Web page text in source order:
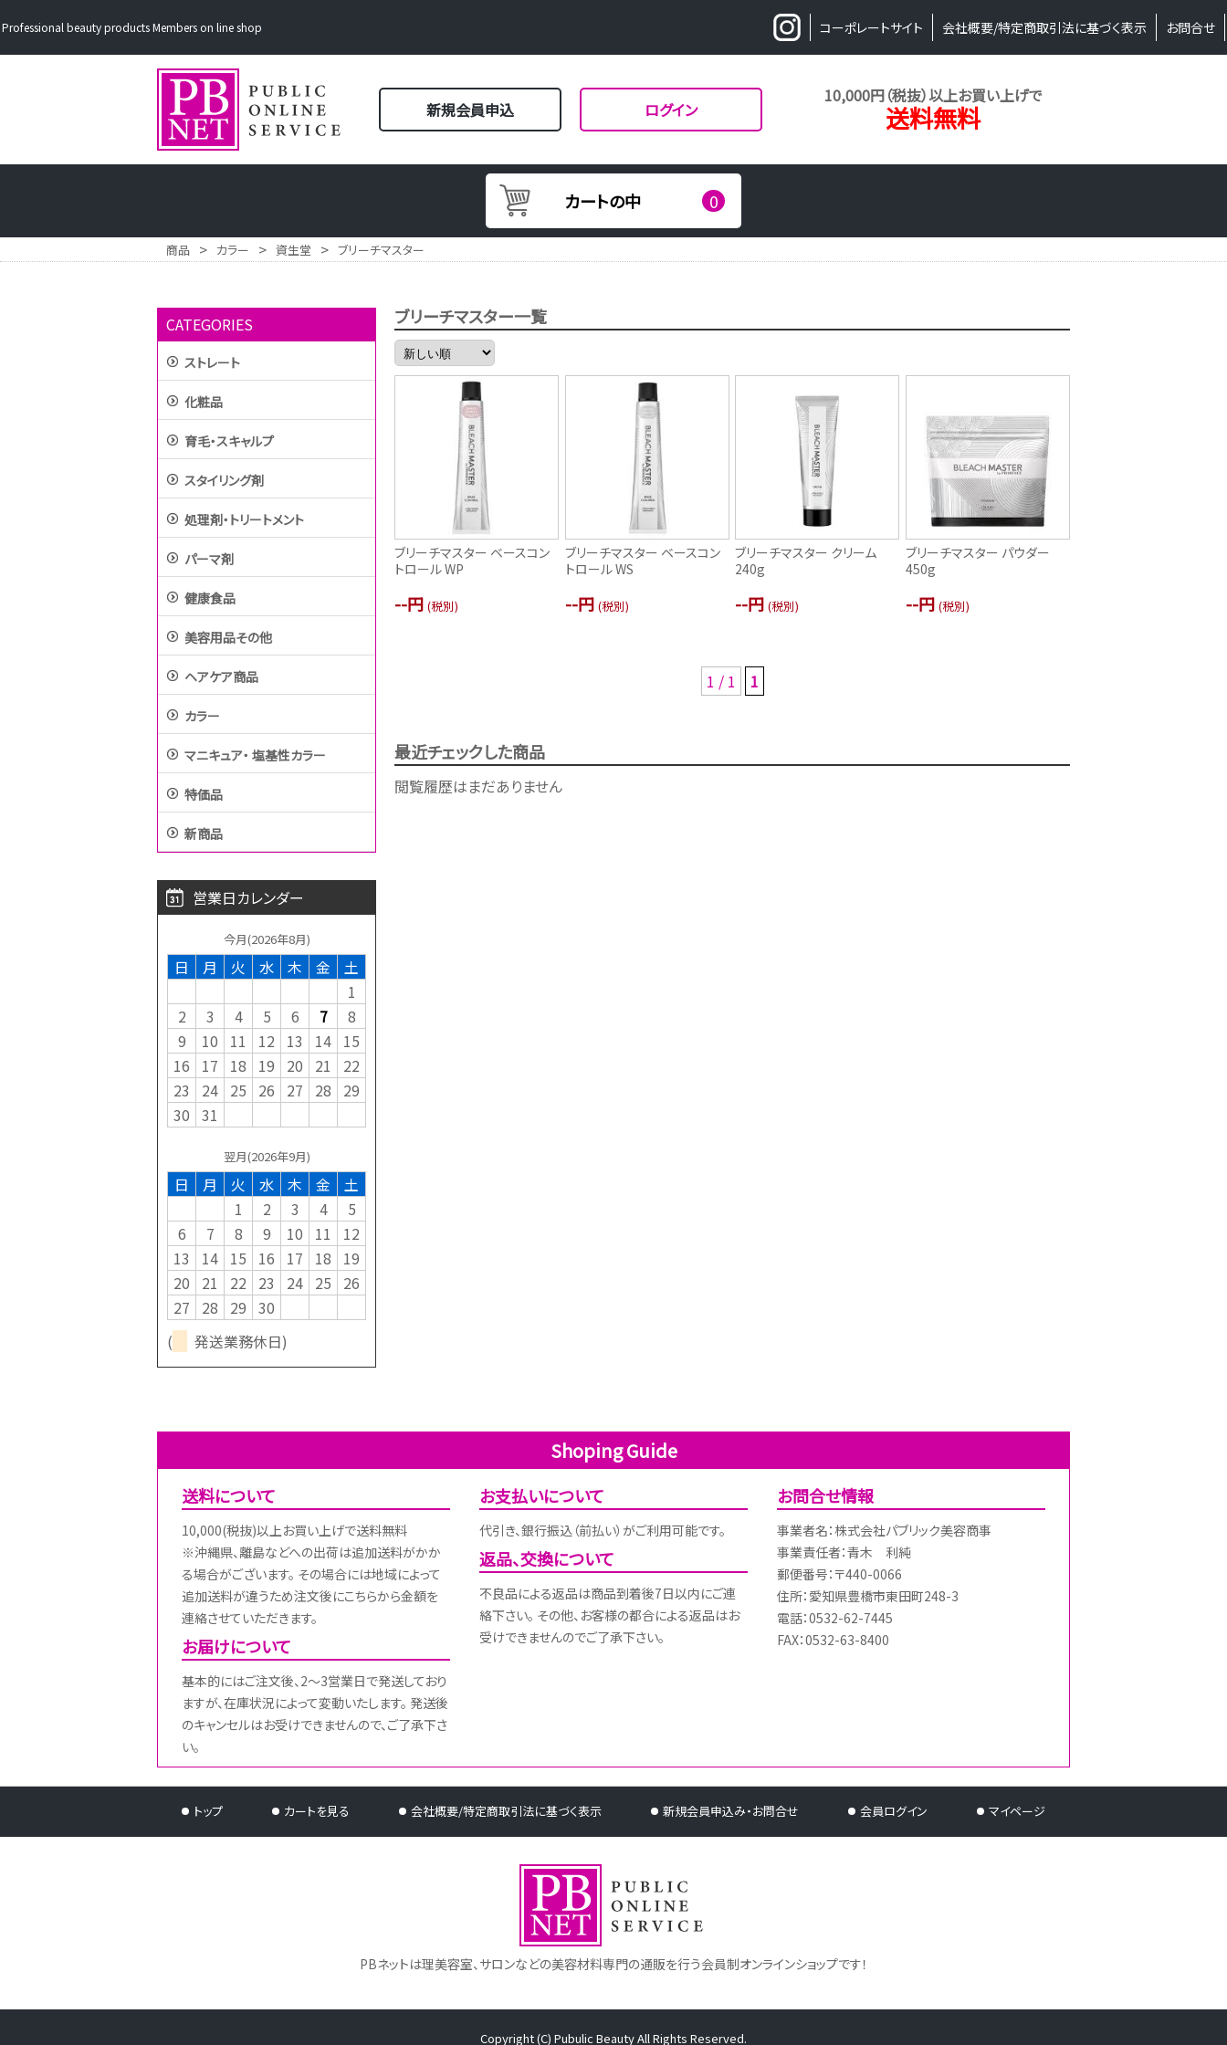
Professional beauty products Members on line shop コーポレートサイト 会社概要/特定商取引法に基づく表示 お問合せ
新規会員申込 ログイン
10,000円（税抜）以上お買い上げで
送料無料
カートの中 0
商品 > カラー > 資生堂 > ブリーチマスター
ブリーチマスター一覧
ブリーチマスター ベースコン
トロール WP
--円 (税別)
ブリーチマスター ベースコン
トロール WS
--円 (税別)
ブリーチマスター クリーム
240g
--円(税別)
ブリーチマスター パウダー
450g
--円 (税別)
1 / 1 1
最近チェックした商品
閲覧履歴はまだありません
CATEGORIES
ストレート
化粧品
育毛・スキャルプ
スタイリング剤
処理剤・トリートメント
パーマ剤
健康食品
美容用品その他
ヘアケア商品
カラー
マニキュア・ 塩基性カラー
特価品
新商品
営業日カレンダー
今月(2026年8月)
日 月 火 水 木 金
土
1
2
3 4 5 6 7
8
9
10 11 12 13 14 15
16
17 18 19 20 21
22
23
24 25 26 27 28
29
30 31
翌月(2026年9月)
日 月 火 水 木 金
土
1
2 3 4
5
6
7 8 9 10 11
12
13
14 15 16 17 18
19
20
21 22 23 24 25
26
27
28 29 30
(
発送業務休日)
Shoping Guide
送料について
10,000(税抜)以上お買い上げで送料無料
※沖縄県、離島などへの出荷は追加送料がかか
る場合がございます。 その場合には地域によって
追加送料が違うため注文後にこちらから金額を
連絡させていただきます。
お届けについて
基本的にはご注文後、2～3営業日で発送しており
ますが、在庫状況によって変動いたします。 発送後
のキャンセルはお受けできませんので、ご了承下さ
い。
お支払いについて
代引き、銀行振込（前払い）がご利用可能です。
返品、交換について
不良品による返品は商品到着後7日以内にご連
絡下さい。 その他、お客様の都合による返品はお
受けできませんのでご了承下さい。
お問合せ情報
事業者名：株式会社パブリック美容商事
事業責任者：青木 利純
郵便番号：〒440-0066
住所：愛知県豊橋市東田町248-3
電話：0532-62-7445
FAX：0532-63-8400
トップ カートを見る 会社概要/特定商取引法に基づく表示 新規会員申込み・お問合せ 会員ログイン マイページ
PBネットは理美容室、サロンなどの美容材料専門の通販を行う会員制オンラインショップです！
Copyright (C) Pubulic Beauty All Rights Reserved.